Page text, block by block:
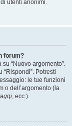
utenti anonimi.
forum?
“Nuovo argomento”.
Potresti
le tue funzioni
o dell’argomento (la
, ecc.).